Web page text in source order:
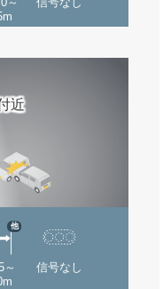
近
～
他
信号なし